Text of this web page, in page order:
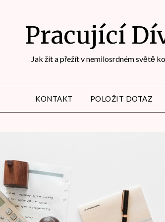
Pracující
Jak žít a přežít v nemilosrdném světě
KONTAKT POLOŽIT DOTAZ